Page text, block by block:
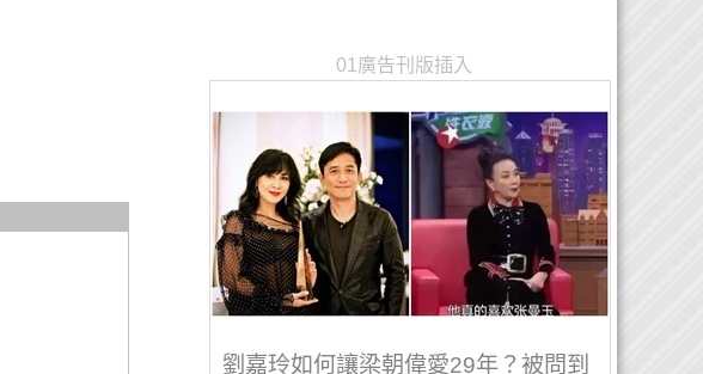
01廣告刊版插入
劉嘉玲如何讓梁朝偉愛29年？被問到